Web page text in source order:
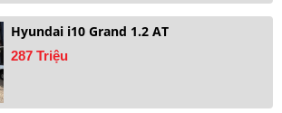
Hyundai i10 Grand 1.2 AT
287 Triệu